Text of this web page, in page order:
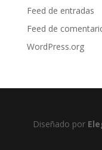
Feed de entradas
Feed de
WordPress.org
Diseñado por